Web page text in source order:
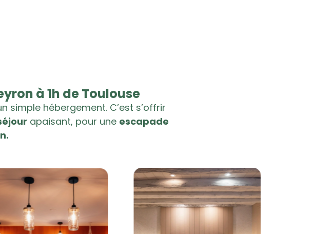
à 1h de Toulouse
simple hébergement. C’est s’offrir
apaisant, pour une escapade